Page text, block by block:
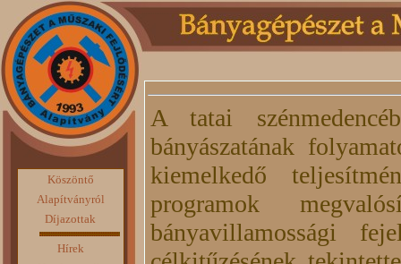
Köszöntő
Alapítványról
Díjazottak
Hírek
A tatai
bányászatának
kiemelkedő
programok
bányavillamossági